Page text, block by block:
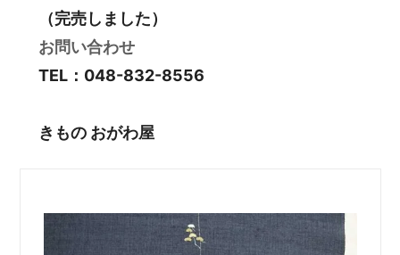
（完売しました）
お問い合わせ
TEL：048-832-8556
きもの おがわ屋